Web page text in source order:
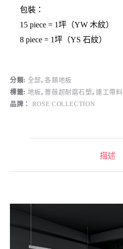
包裝：
15 piece = 1坪（YW 木紋）
8 piece = 1坪（YS 石紋）
分類: 全部,各類地板
標籤: 地板, 薔薇超耐磨石塑,連工帶料
品牌： ROSE COLLECTION
描述